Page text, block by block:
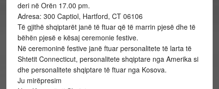
deri në Orën 17.00 pm.
Adresa: 300 Captiol, Hartford, CT 06106
Të gjithë shqiptarët janë të ftuar që të marrin pjesë dhe të
bëhën pjesë e kësaj ceremonie festive.
Në ceremoninë festive janë ftuar personalitete të larta të
Shtetit Connecticut, personalitete shqiptare nga Amerika si
dhe personalitete shqiptare të ftuar nga Kosova.
Ju mirëpresim